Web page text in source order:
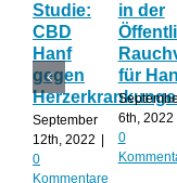
Studie:
CBD
Hanf
gegen
September
12th, 2022
0
Kommentare
in der
für
6th, 2022
0